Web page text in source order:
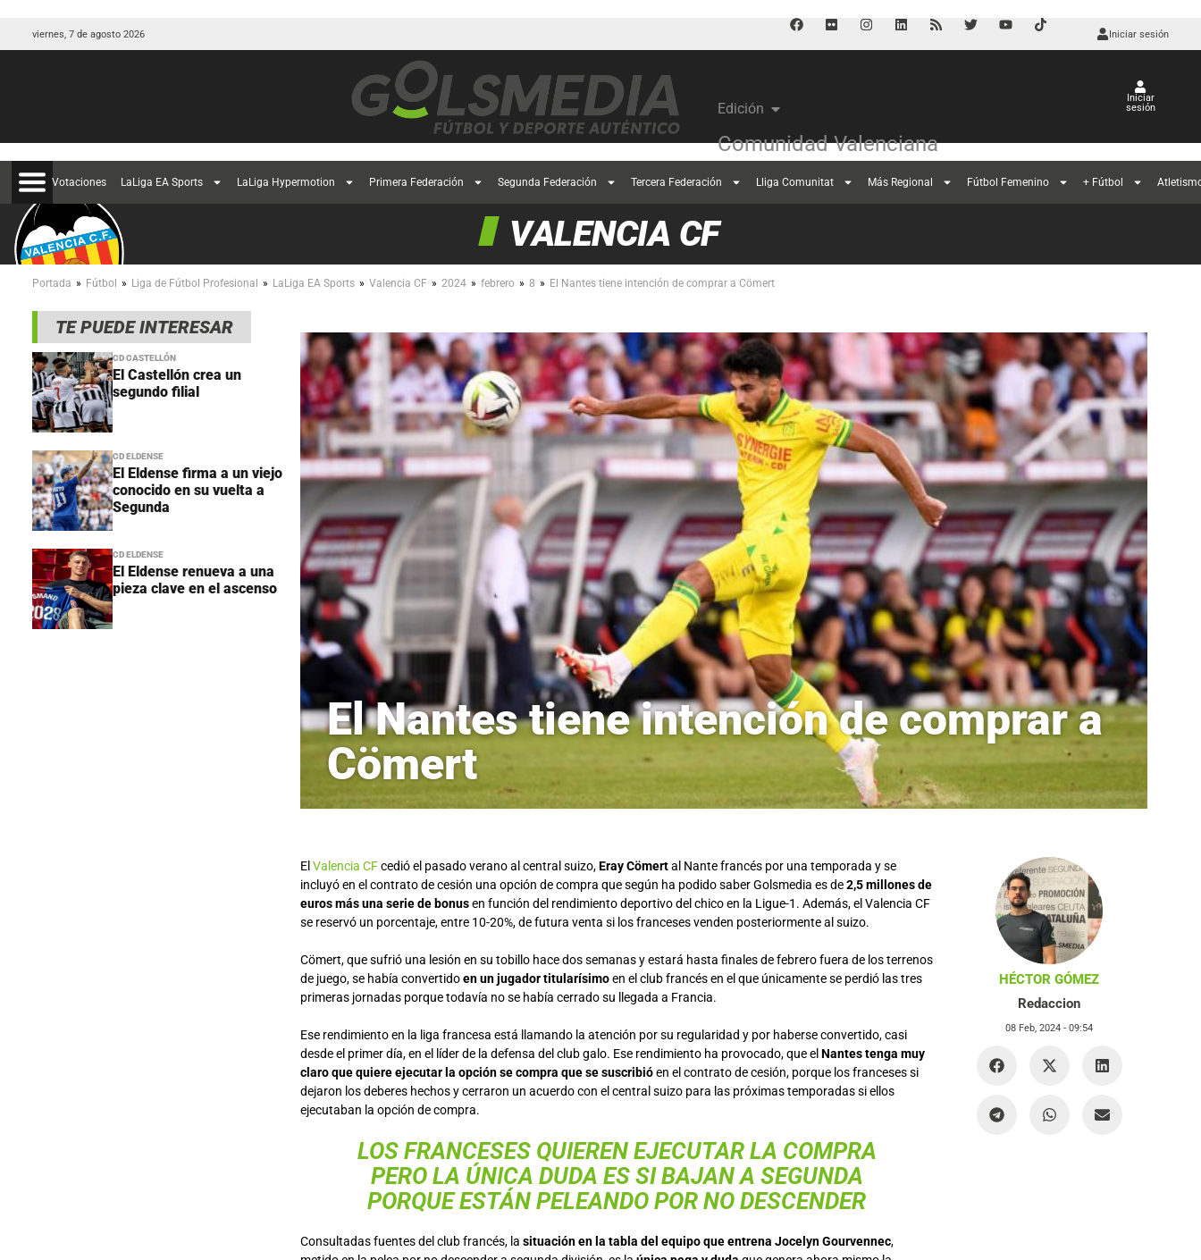
viernes, 7 de agosto 2026 Iniciar sesión
Edición
Comunidad Valenciana
Iniciar
sesión
Votaciones LaLiga EA Sports LaLiga Hypermotion Primera Federación Segunda Federación Tercera Federación Lliga Comunitat Más Regional Fútbol Femenino + Fútbol
VALENCIA CF
Portada » Fútbol » Liga de Fútbol Profesional » LaLiga EA Sports » Valencia CF » 2024 » febrero » 8 » El Nantes tiene intención de comprar a Cömert
TE PUEDE INTERESAR
CD CASTELLÓN
El Castellón crea un
segundo filial
CD ELDENSE
El Eldense firma a un viejo
conocido en su vuelta a
Segunda
CD ELDENSE
El Eldense renueva a una
pieza clave en el ascenso
El Nantes tiene intención de comprar a
Cömert
El Valencia CFcedió el pasado verano al central suizo,Eray Cömertal Nante francés por una temporada y se
incluyó en el contrato de cesión una opción de compra que según ha podido saber Golsmedia es de2,5 millones de
euros más una serie de bonusen función del rendimiento deportivo del chico en la Ligue-1. Además, el Valencia CF
se reservó un porcentaje, entre 10-20%, de futura venta si los franceses venden posteriormente al suizo.
Cömert, que sufrió una lesión en su tobillo hace dos semanas y estará hasta finales de febrero fuera de los terrenos
de juego, se había convertidoen un jugador titularísimoen el club francés en el que únicamente se perdió las tres
primeras jornadas porque todavía no se había cerrado su llegada a Francia.
Ese rendimiento en la liga francesa está llamando la atención por su regularidad y por haberse convertido, casi
desde el primer día, en el líder de la defensa del club galo. Ese rendimiento ha provocado, que el Nantes tenga muy
claro que quiere ejecutar la opción se compra que se suscribióen el contrato de cesión, porque los franceses si
dejaron los deberes hechos y cerraron un acuerdo con el central suizo para las próximas temporadas si ellos
ejecutaban la opción de compra.
LOS FRANCESES QUIEREN EJECUTAR LA COMPRA
PERO LA ÚNICA DUDA ES SI BAJAN A SEGUNDA
PORQUE ESTÁN PELEANDO POR NO DESCENDER
Consultadas fuentes del club francés, la situación en la tabla del equipo que entrena Jocelyn Gourvennec,
HÉCTOR GÓMEZ
Redaccion
08 Feb, 2024 - 09:54